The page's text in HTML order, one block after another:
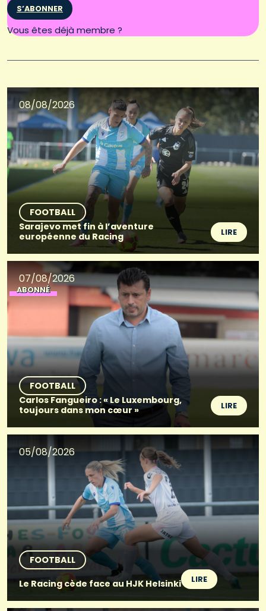
S’ABONNER
Vous êtes déjà membre ?
08/08/2026
FOOTBALL
Sarajevo met fin à l’aventure
européenne du Racing
LIRE
07/08/2026
ABONNÉ
FOOTBALL
Carlos Fangueiro : « Le Luxembourg,
toujours dans mon cœur »
LIRE
05/08/2026
FOOTBALL
Le Racing cède face au HJK Helsinki
LIRE